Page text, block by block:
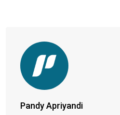
Pandy Apriyandi